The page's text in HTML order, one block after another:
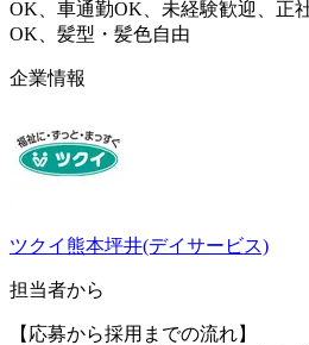
OK、車通勤OK、未経験歓迎、正
OK、髪型・髪色自由
企業情報
ツクイ熊本坪井(デイサービス)
担当者から
【応募から採用までの流れ】